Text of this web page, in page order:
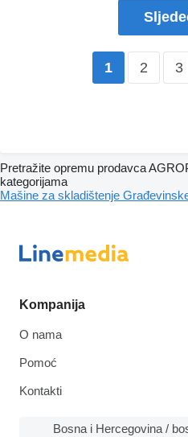
1 2 3
Pretražite opremu prodavca
kategorijama
Mašine za skladištenje
Kompanija
O nama
Pomoć
Kontakti
Bosna i Hercegovina /